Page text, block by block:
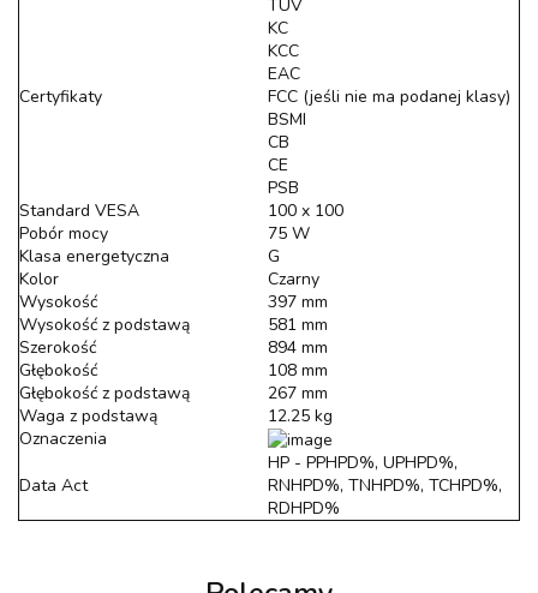
Certyfikaty
TUV
KC
KCC
EAC
FCC (jeśli nie ma podanej klasy)
BSMI
CB
CE
PSB
Standard VESA
100 x 100
Pobór mocy
75 W
Klasa energetyczna
G
Kolor
Czarny
Wysokość
397 mm
Wysokość z podstawą
581 mm
Szerokość
894 mm
Głębokość
108 mm
Głębokość z podstawą
267 mm
Waga z podstawą
12.25 kg
Oznaczenia
Data Act
HP - PPHPD%, UPHPD%,
RNHPD%, TNHPD%, TCHPD%,
RDHPD%